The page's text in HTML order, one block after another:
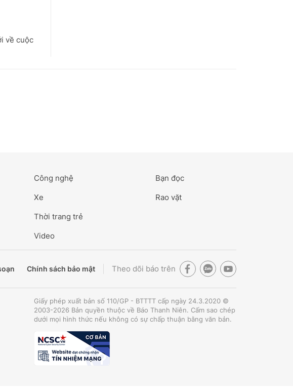
về cuộc
Công nghệ
Xe
Thời trang trẻ
Video
Bạn đọc
Rao vặt
Chính sách bảo mật Theo dõi báo trên
Giấy phép xuất bản số 110/GP - BTTTT cấp ngày 24.3.2020 ©
2003-2026 Bản quyền thuộc về Báo Thanh Niên. Cấm sao chép
dưới mọi hình thức nếu không có sự chấp thuận bằng văn bản.